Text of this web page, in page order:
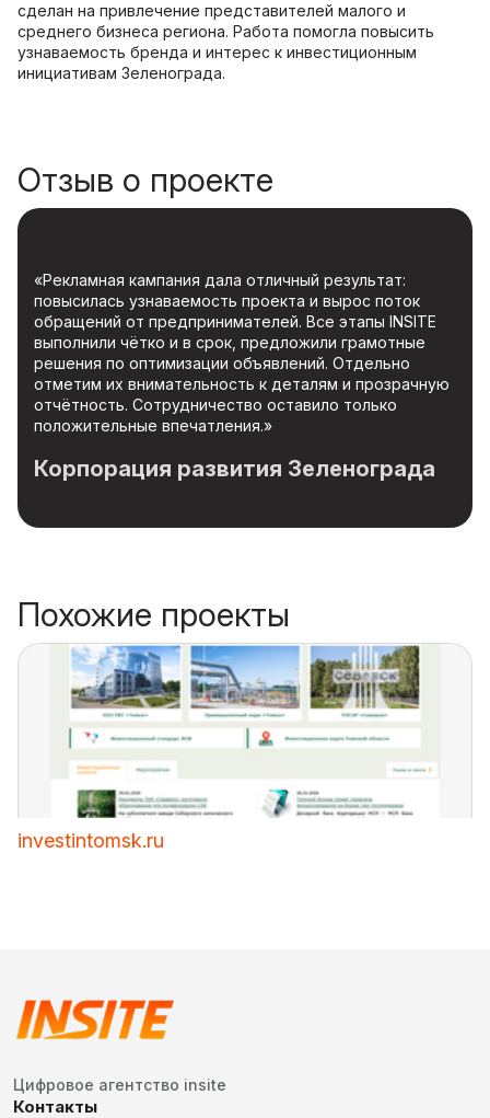
сделан на привлечение представителей малого и
среднего бизнеса региона. Работа помогла повысить
узнаваемость бренда и интерес к инвестиционным
инициативам Зеленограда.
Отзыв о проекте
«Рекламная кампания дала отличный результат:
повысилась узнаваемость проекта и вырос поток
обращений от предпринимателей. Все этапы INSITE
выполнили чётко и в срок, предложили грамотные
решения по оптимизации объявлений. Отдельно
отметим их внимательность к деталям и прозрачную
отчётность. Сотрудничество оставило только
положительные впечатления.»
Корпорация развития Зеленограда
Похожие проекты
investintomsk.ru
Цифровое агентство insite
Контакты